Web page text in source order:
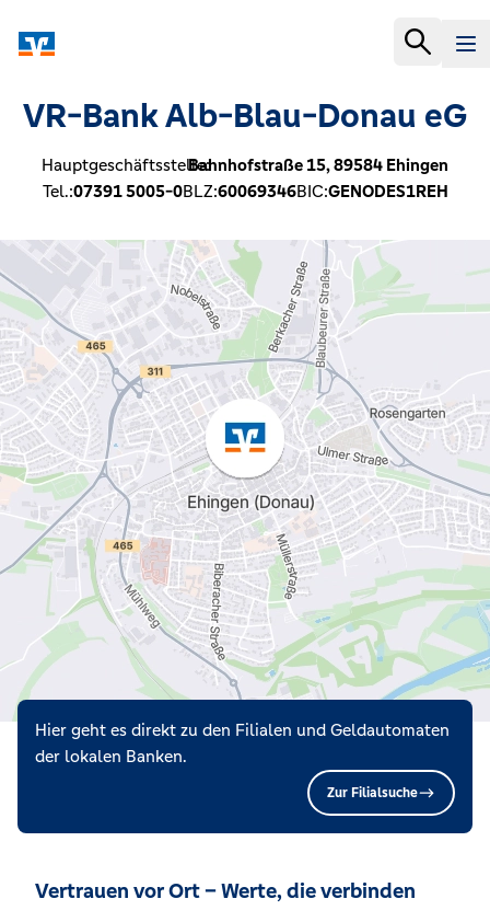
VR-Bank Alb-Blau-Donau eG
Hauptgeschäftsstelle:Bahnhofstraße 15,89584 Ehingen
Tel.:07391 5005-0BLZ:60069346BIC:GENODES1REH
Hier geht es direkt zu den Filialen und Geldautomaten
der lokalen Banken.
Zur Filialsuche
Vertrauen vor Ort – Werte, die verbinden